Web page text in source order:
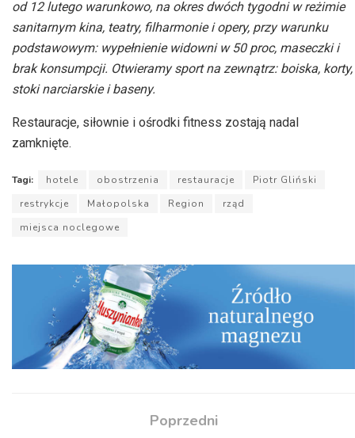
od 12 lutego warunkowo, na okres dwóch tygodni w reżimie
sanitarnym kina, teatry, filharmonie i opery, przy warunku
podstawowym: wypełnienie widowni w 50 proc, maseczki i
brak konsumpcji. Otwieramy sport na zewnątrz: boiska, korty,
stoki narciarskie i baseny.
Restauracje, siłownie i ośrodki fitness zostają nadal
zamknięte.
Tagi: hotele obostrzenia restauracje
Piotr Gliński
restrykcje
Małopolska Region
rząd
miejsca noclegowe
Poprzedni